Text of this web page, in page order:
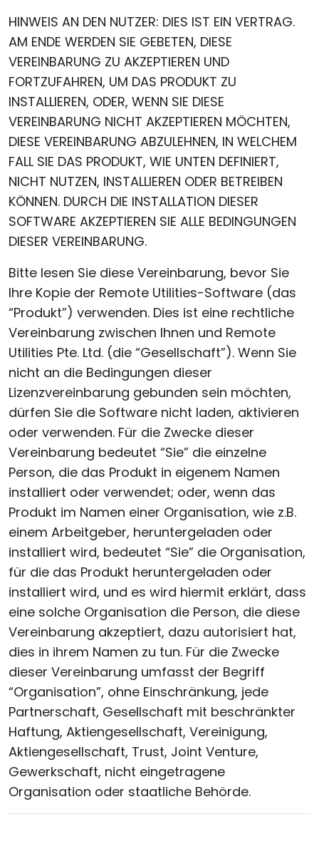
HINWEIS AN DEN NUTZER: DIES IST EIN VERTRAG.
AM ENDE WERDEN SIE GEBETEN, DIESE
VEREINBARUNG ZU AKZEPTIEREN UND
FORTZUFAHREN, UM DAS PRODUKT ZU
INSTALLIEREN, ODER, WENN SIE DIESE
VEREINBARUNG NICHT AKZEPTIEREN MÖCHTEN,
DIESE VEREINBARUNG ABZULEHNEN, IN WELCHEM
FALL SIE DAS PRODUKT, WIE UNTEN DEFINIERT,
NICHT NUTZEN, INSTALLIEREN ODER BETREIBEN
KÖNNEN. DURCH DIE INSTALLATION DIESER
SOFTWARE AKZEPTIEREN SIE ALLE BEDINGUNGEN
DIESER VEREINBARUNG.
Bitte lesen Sie diese Vereinbarung, bevor Sie
Ihre Kopie der Remote Utilities-Software (das
“Produkt”) verwenden. Dies ist eine rechtliche
Vereinbarung zwischen Ihnen und Remote
Utilities Pte. Ltd. (die “Gesellschaft”). Wenn Sie
nicht an die Bedingungen dieser
Lizenzvereinbarung gebunden sein möchten,
dürfen Sie die Software nicht laden, aktivieren
oder verwenden. Für die Zwecke dieser
Vereinbarung bedeutet “Sie” die einzelne
Person, die das Produkt in eigenem Namen
installiert oder verwendet; oder, wenn das
Produkt im Namen einer Organisation, wie z.B.
einem Arbeitgeber, heruntergeladen oder
installiert wird, bedeutet “Sie” die Organisation,
für die das Produkt heruntergeladen oder
installiert wird, und es wird hiermit erklärt, dass
eine solche Organisation die Person, die diese
Vereinbarung akzeptiert, dazu autorisiert hat,
dies in ihrem Namen zu tun. Für die Zwecke
dieser Vereinbarung umfasst der Begriff
“Organisation”, ohne Einschränkung, jede
Partnerschaft, Gesellschaft mit beschränkter
Haftung, Aktiengesellschaft, Vereinigung,
Aktiengesellschaft, Trust, Joint Venture,
Gewerkschaft, nicht eingetragene
Organisation oder staatliche Behörde.